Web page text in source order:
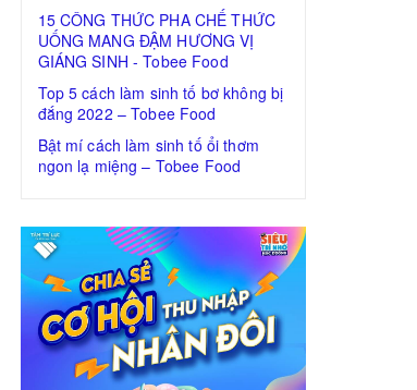
15 CÔNG THỨC PHA CHẾ THỨC
UỐNG MANG ĐẬM HƯƠNG VỊ
GIÁNG SINH - Tobee Food
Top 5 cách làm sinh tố bơ không bị
đắng 2022 – Tobee Food
Bật mí cách làm sinh tố ổi thơm
ngon lạ miệng – Tobee Food